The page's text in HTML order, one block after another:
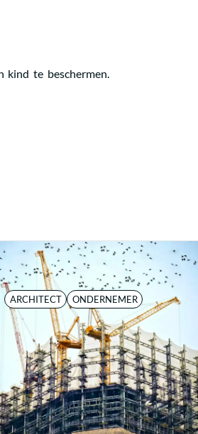
kind te beschermen.
ARCHITECT ONDERNEMER